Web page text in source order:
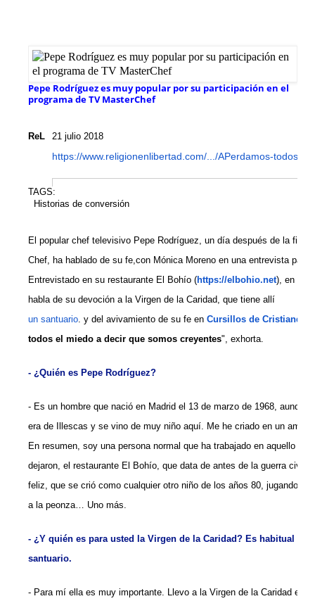
Pepe Rodríguez es muy popular por su participación en el
programa de TV MasterChef
ReL 21 julio 2018
https://www. religionenlibertad.com/.../APerdamos-todos-
TAGS:
Historias de conversión
El popular chef televisivo Pepe Rodríguez, un día después de la final
Chef, ha hablado de su fe,con Mónica Moreno en una entrevista para
Entrevistado en su restaurante El Bohío (https://elbohio.net), en
habla de su devoción a la Virgen de la Caridad, que tiene allí
un santuario . y del avivamiento de su fe en Cursillos de Cristiandad
todos el miedo a decir que somos creyentes", exhorta.
- ¿Quién es Pepe Rodríguez?
- Es un hombre que nació en Madrid el 13 de marzo de 1968, aunque
era de Illescas y se vino de muy niño aquí. Me he criado en un
En resumen, soy una persona normal que ha trabajado en aquello
dejaron, el restaurante El Bohío, que data de antes de la guerra civil.
feliz, que se crió como cualquier otro niño de los años 80, jugando
a la peonza… Uno más.
- ¿Y quién es para usted la Virgen de la Caridad? Es habitual
santuario.
- Para mí ella es muy importante. Llevo a la Virgen de la Caridad en